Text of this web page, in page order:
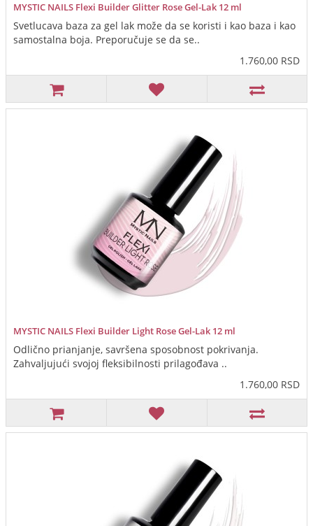
MYSTIC NAILS Flexi Builder Glitter Rose Gel-Lak 12 ml
Svetlucava baza za gel lak može da se koristi i kao baza i kao
samostalna boja. Preporučuje se da se..
1.760,00 RSD
MYSTIC NAILS Flexi Builder Light Rose Gel-Lak 12 ml
Odlično prianjanje, savršena sposobnost pokrivanja.
Zahvaljujući svojoj fleksibilnosti prilagođava ..
1.760,00 RSD